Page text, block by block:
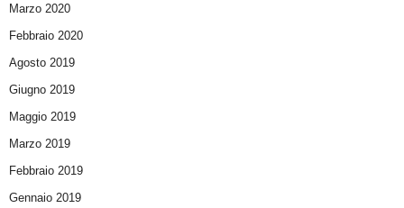
Marzo 2020
Febbraio 2020
Agosto 2019
Giugno 2019
Maggio 2019
Marzo 2019
Febbraio 2019
Gennaio 2019